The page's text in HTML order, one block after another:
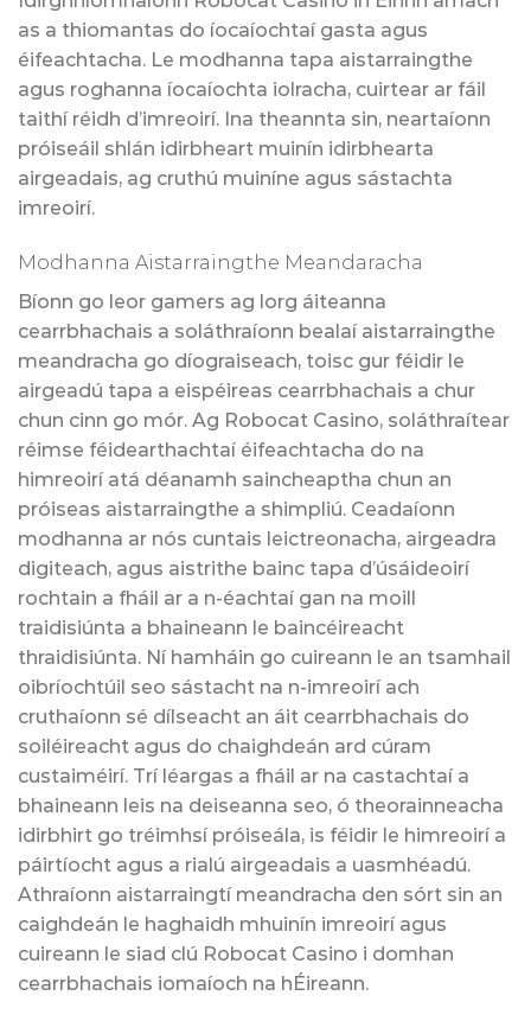
as a thiomantas do íocaíochtaí gasta agus
éifeachtacha. Le modhanna tapa aistarraingthe
agus roghanna íocaíochta iolracha, cuirtear ar fáil
taithí réidh d’imreoirí. Ina theannta sin, neartaíonn
próiseáil shlán idirbheart muinín idirbhearta
airgeadais, ag cruthú muiníne agus sástachta
imreoirí.
Modhanna Aistarraingthe Meandaracha
Bíonn go leor gamers ag lorg áiteanna
cearrbhachais a soláthraíonn bealaí aistarraingthe
meandracha go díograiseach, toisc gur féidir le
airgeadú tapa a eispéireas cearrbhachais a chur
chun cinn go mór. Ag Robocat Casino, soláthraítear
réimse féidearthachtaí éifeachtacha do na
himreoirí atá déanamh saincheaptha chun an
próiseas aistarraingthe a shimpliú. Ceadaíonn
modhanna ar nós cuntais leictreonacha, airgeadra
digiteach, agus aistrithe bainc tapa d’úsáideoirí
rochtain a fháil ar a n-éachtaí gan na moill
traidisiúnta a bhaineann le baincéireacht
thraidisiúnta. Ní hamháin go cuireann le an tsamhail
oibríochtúil seo sástacht na n-imreoirí ach
cruthaíonn sé dílseacht an áit cearrbhachais do
soiléireacht agus do chaighdeán ard cúram
custaiméirí. Trí léargas a fháil ar na castachtaí a
bhaineann leis na deiseanna seo, ó theorainneacha
idirbhirt go tréimhsí próiseála, is féidir le himreoirí a
páirtíocht agus a rialú airgeadais a uasmhéadú.
Athraíonn aistarraingtí meandracha den sórt sin an
caighdeán le haghaidh mhuinín imreoirí agus
cuireann le siad clú Robocat Casino i domhan
cearrbhachais iomaíoch na hÉireann.